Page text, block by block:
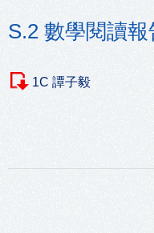
S.2 數學閱讀報
1C 譚子毅